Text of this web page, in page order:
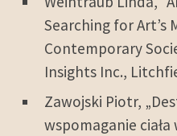
Searching for Art’s
Contemporary
Insights Inc.,
Zawojski Piotr,
wspomaganie